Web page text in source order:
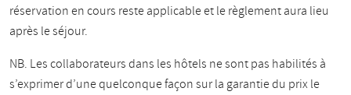
réservation en cours reste applicable et le règlement aura lieu
après le séjour.
NB. Les collaborateurs dans les hôtels ne sont pas habilités à
s’exprimer d’une quelconque façon sur la garantie du prix le